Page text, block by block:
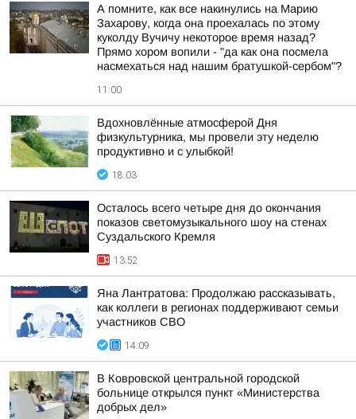
А помните, как все накинулись на Марию
Захарову, когда она проехалась по этому
куколду Вучичу некоторое время назад?
Прямо хором вопили - "да как она посмела
насмехаться над нашим братушкой-сербом"?
11:00
Вдохновлённые атмосферой Дня
физкультурника, мы провели эту неделю
продуктивно и с улыбкой!
18:03
Осталось всего четыре дня до окончания
показов светомузыкального шоу на стенах
Суздальского Кремля
13:52
Яна Лантратова: Продолжаю рассказывать,
как коллеги в регионах поддерживают семьи
участников СВО
14:09
В Ковровской центральной городской
больнице открылся пункт «Министерства
добрых дел»